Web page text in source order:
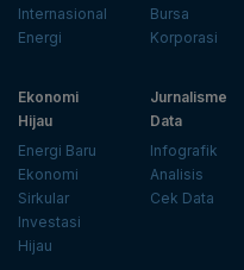
Internasional
Energi
Bursa
Korporasi
Ekonomi
Hijau
Energi Baru
Ekonomi
Sirkular
Investasi
Hijau
Jurnalisme
Data
Infografik
Analisis
Cek Data